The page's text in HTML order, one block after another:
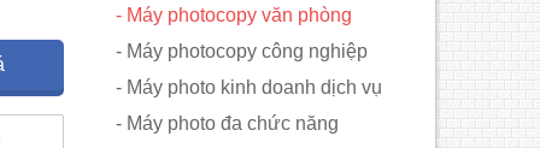
- Máy photocopy văn phòng
- Máy photocopy công nghiệp
- Máy photo kinh doanh dịch vụ
- Máy photo đa chức năng